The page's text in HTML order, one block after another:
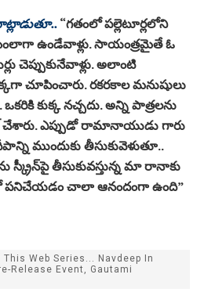
“గతంలో పల్లెటూర్లలోని
ఉండేవాళ్లు. సాయంత్రమైతే ఓ
చెప్పుకునేవాళ్లు. అలాంటి
చూపించారు. రకరకాల మనుషులు
కుక్క నచ్చదు. అన్ని పాత్రలను
ఎప్పుడో రామానాయుడు గారు
ముందుకు తీసుకువెళుతూ..
స్క్రీన్‌పై తీసుకువస్తున్న మా రానాకు
చాలా ఆనందంగా ఉంది”
Web Series... Navdeep In
Release Event, Gautami